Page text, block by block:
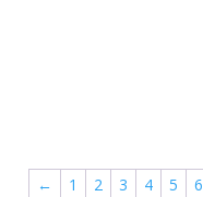
← 1 2 3 4 5 6